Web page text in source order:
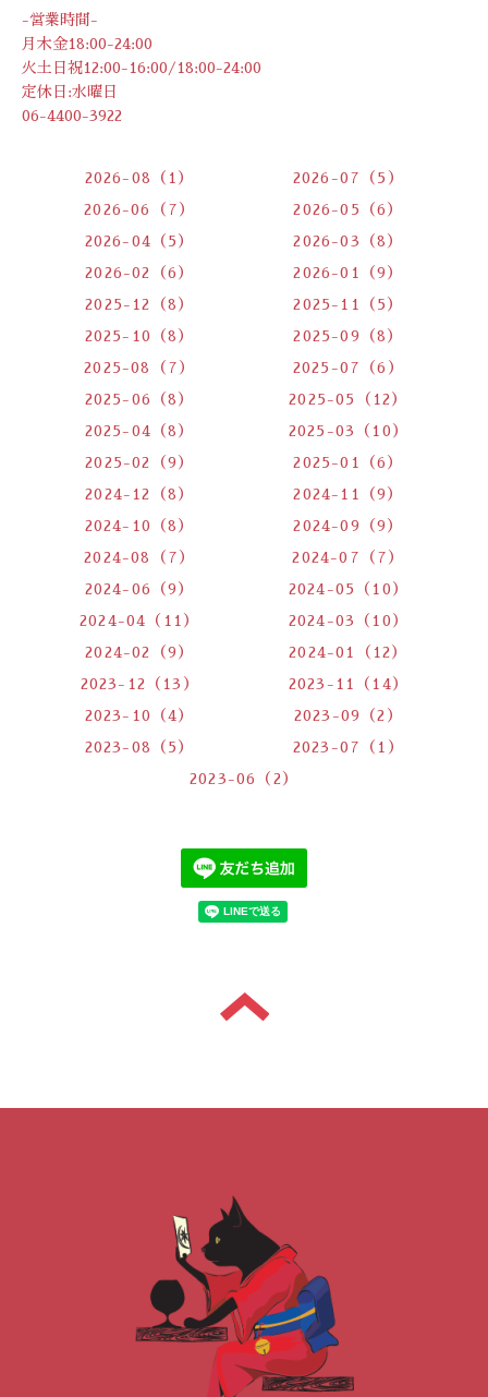
-営業時間-
月木金18:00-24:00
火土日祝12:00-16:00/18:00-24:00
定休日:水曜日
06-4400-3922
2026-08（1） 2026-07（5）
2026-06（7） 2026-05（6）
2026-04（5） 2026-03（8）
2026-02（6） 2026-01（9）
2025-12（8） 2025-11（5）
2025-10（8） 2025-09（8）
2025-08（7） 2025-07（6）
2025-06（8） 2025-05（12）
2025-04（8） 2025-03（10）
2025-02（9） 2025-01（6）
2024-12（8） 2024-11（9）
2024-10（8） 2024-09（9）
2024-08（7） 2024-07（7）
2024-06（9） 2024-05（10）
2024-04（11） 2024-03（10）
2024-02（9） 2024-01（12）
2023-12（13） 2023-11（14）
2023-10（4） 2023-09（2）
2023-08（5） 2023-07（1）
2023-06（2）